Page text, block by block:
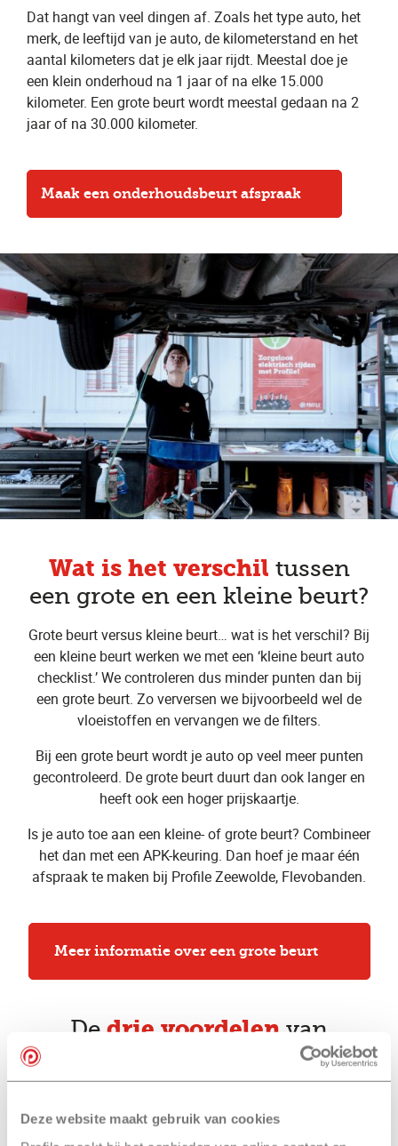
Deze website maakt gebruik van cookies
Dat hangt van veel dingen af. Zoals het type auto, het
merk, de leeftijd van je auto, de kilometerstand en het
aantal kilometers dat je elk jaar rijdt. Meestal doe je
een klein onderhoud na 1 jaar of na elke 15.000
kilometer. Een grote beurt wordt meestal gedaan na 2
jaar of na 30.000 kilometer.
Maak een onderhoudsbeurt afspraak
Wat is het verschil tussen
een grote en een kleine beurt?
Grote beurt versus kleine beurt… wat is het verschil? Bij
een kleine beurt werken we met een ‘kleine beurt auto
checklist.’ We controleren dus minder punten dan bij
een grote beurt. Zo verversen we bijvoorbeeld wel de
vloeistoffen en vervangen we de filters.
Bij een grote beurt wordt je auto op veel meer punten
gecontroleerd. De grote beurt duurt dan ook langer en
heeft ook een hoger prijskaartje.
Is je auto toe aan een kleine- of grote beurt? Combineer
het dan met een APK-keuring. Dan hoef je maar één
afspraak te maken bij Profile Zeewolde, Flevobanden.
Meer informatie over een grote beurt
De drie voordelen van
bij Profile Zeewolde,
Flevobanden